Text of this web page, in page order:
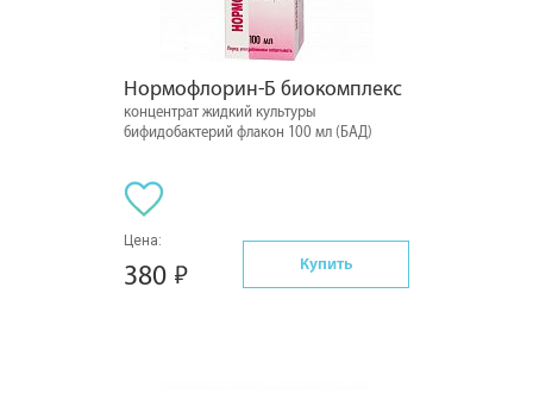
Нормофлорин-Б биокомплекс
концентрат жидкий культуры
бифидобактерий флакон 100 мл (БАД)
Цена:
380 Купить